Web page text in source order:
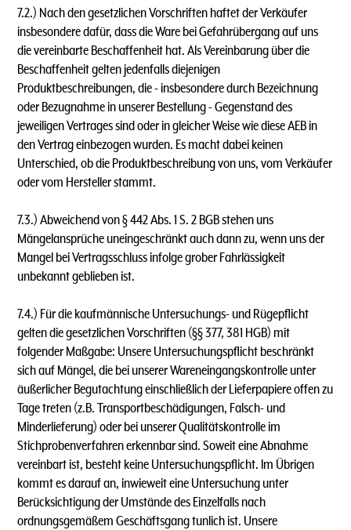
7.2.) Nach den gesetzlichen Vorschriften haftet der Verkäufer
insbesondere dafür, dass die Ware bei Gefahrübergang auf uns
die vereinbarte Beschaffenheit hat. Als Vereinbarung über die
Beschaffenheit gelten jedenfalls diejenigen
Produktbeschreibungen, die - insbesondere durch Bezeichnung
oder Bezugnahme in unserer Bestellung - Gegenstand des
jeweiligen Vertrages sind oder in gleicher Weise wie diese AEB in
den Vertrag einbezogen wurden. Es macht dabei keinen
Unterschied, ob die Produktbeschreibung von uns, vom Verkäufer
oder vom Hersteller stammt.
7.3.) Abweichend von § 442 Abs. 1 S. 2 BGB stehen uns
Mängelansprüche uneingeschränkt auch dann zu, wenn uns der
Mangel bei Vertragsschluss infolge grober Fahrlässigkeit
unbekannt geblieben ist.
7.4.) Für die kaufmännische Untersuchungs- und Rügepflicht
gelten die gesetzlichen Vorschriften (§§ 377, 381 HGB) mit
folgender Maßgabe: Unsere Untersuchungspflicht beschränkt
sich auf Mängel, die bei unserer Wareneingangskontrolle unter
äußerlicher Begutachtung einschließlich der Lieferpapiere offen zu
Tage treten (z.B. Transportbeschädigungen, Falsch- und
Minderlieferung) oder bei unserer Qualitätskontrolle im
Stichprobenverfahren erkennbar sind. Soweit eine Abnahme
vereinbart ist, besteht keine Untersuchungspflicht. lm Übrigen
kommt es darauf an, inwieweit eine Untersuchung unter
Berücksichtigung der Umstände des Einzelfalls nach
ordnungsgemäßem Geschäftsgang tunlich ist. Unsere